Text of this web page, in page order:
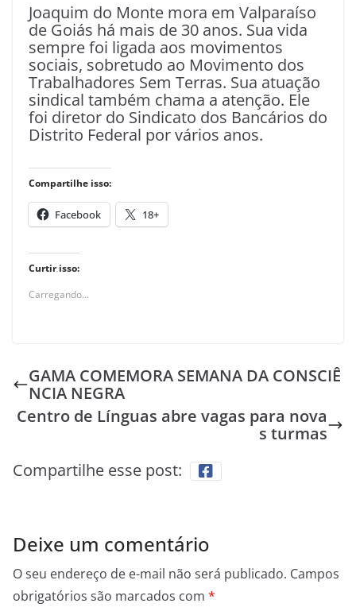
Joaquim do Monte mora em Valparaíso
de Goiás há mais de 30 anos. Sua vida
sempre foi ligada aos movimentos
sociais, sobretudo ao Movimento dos
Trabalhadores Sem Terras. Sua atuação
sindical também chama a atenção. Ele
foi diretor do Sindicato dos Bancários do
Distrito Federal por vários anos.
Compartilhe isso:
Facebook 18+
Curtir isso:
Carregando...
GAMA COMEMORA SEMANA DA CONSCIÊ
NCIA NEGRA
Centro de Línguas abre vagas para nova
s turmas
Compartilhe esse post:
Deixe um comentário
O seu endereço de e-mail não será publicado. Campos
obrigatórios são marcados com *